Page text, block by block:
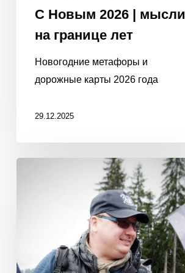
С Новым 2026 | мысли
на границе лет
Новогодние метафоры и
дорожные карты 2026 года
29.12.2025
ДОГОВОРИТЬСЯ
Простой